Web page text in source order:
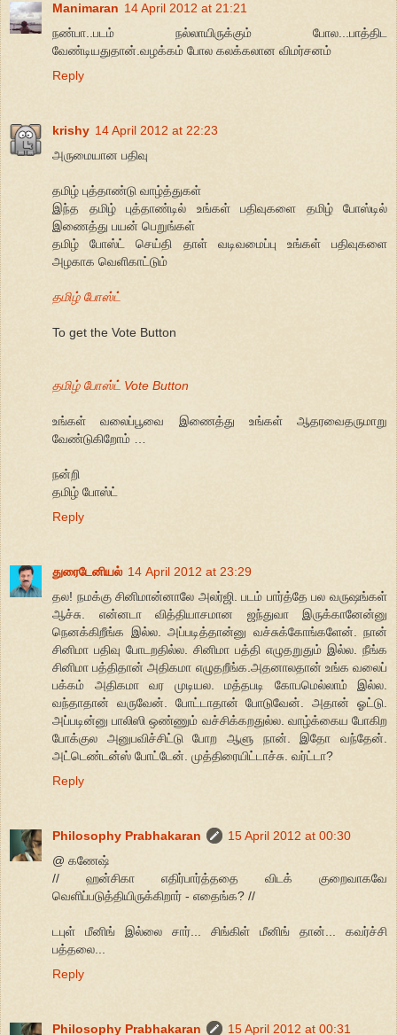
Manimaran 14 April 2012 at 21:21
நண்பா..படம் நல்லாயிருக்கும் போல...பாத்திட
வேண்டியதுதான்.வழக்கம் போல கலக்கலான விமர்சனம்
Reply
krishy 14 April 2012 at 22:23
அருமையான பதிவு
தமிழ் புத்தாண்டு வாழ்த்துகள்
இந்த தமிழ் புத்தாண்டில் உங்கள் பதிவுகளை தமிழ் போஸ்டில்
இணைத்து பயன் பெறுங்கள்
தமிழ் போஸ்ட் செய்தி தாள் வடிவமைப்பு உங்கள் பதிவுகளை
அழகாக வெளிகாட்டும்
தமிழ் போஸ்ட்
To get the Vote Button
தமிழ் போஸ்ட் Vote Button
உங்கள் வலைப்பூவை இணைத்து உங்கள் ஆதரவைதருமாறு
வேண்டுகிறோம் …
நன்றி
தமிழ் போஸ்ட்
Reply
துரைடேனியல் 14 April 2012 at 23:29
தல! நமக்கு சினிமான்னாலே அலர்ஜி. படம் பார்த்தே பல வருஷங்கள்
ஆச்சு. என்னடா வித்தியாசமான ஜந்துவா இருக்கானேன்னு
நெனக்கிறீங்க இல்ல. அப்படித்தான்னு வச்சுக்கோங்களேன். நான்
சினிமா பதிவு போடறதில்ல. சினிமா பத்தி எழுதறுதும் இல்ல. நீங்க
சினிமா பத்திதான் அதிகமா எழுதறீங்க.அதனாலதான் உங்க வலைப்
பக்கம் அதிகமா வர முடியல. மத்தபடி கோபமெல்லாம் இல்ல.
வந்தாதான் வருவேன். போட்டாதான் போடுவேன். அதான் ஓட்டு.
அப்படின்னு பாலிஸி ஒண்ணும் வச்சிக்கறதுல்ல. வாழ்க்கைய போகிற
போக்குல அனுபவிச்சிட்டு போற ஆளு நான். இதோ வந்தேன்.
அட்டெண்டன்ஸ் போட்டேன். முத்திரையிட்டாச்சு. வர்ட்டா?
Reply
Philosophy Prabhakaran
15 April 2012 at 00:30
@ கணேஷ்
// ஹன்சிகா எதிர்பார்த்ததை விடக் குறைவாகவே
வெளிப்படுத்தியிருக்கிறார் - எதைங்க? //
டபுள் மீனிங் இல்லை சார்... சிங்கிள் மீனிங் தான்... கவர்ச்சி
பத்தலை...
Reply
Philosophy Prabhakaran
15 April 2012 at 00:31